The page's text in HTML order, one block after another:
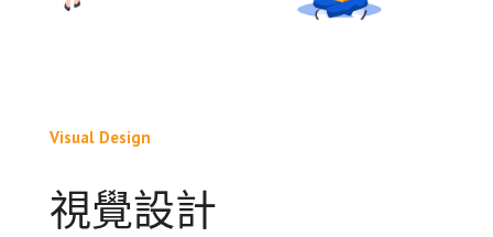
Visual Design
視覺設計